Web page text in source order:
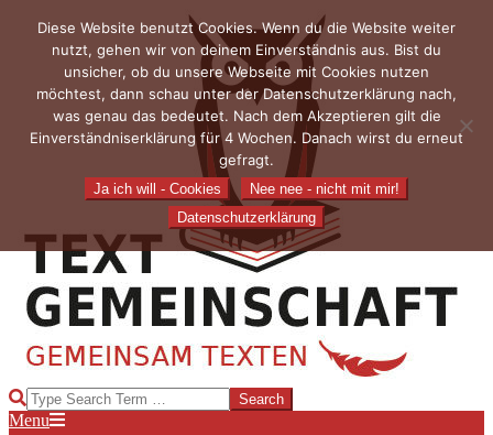
content
TEXTGEMEINSCHAFT
Search
Primary
Menu
Diese Website benutzt Cookies. Wenn du die Website weiter
nutzt, gehen wir von deinem Einverständnis aus. Bist du
unsicher, ob du unsere Webseite mit Cookies nutzen
möchtest, dann schau unter der Datenschutzerklärung nach,
was genau das bedeutet. Nach dem Akzeptieren gilt die
Einverständniserklärung für 4 Wochen. Danach wirst du erneut
gefragt.
Ja ich will - Cookies
Nee nee - nicht mit mir!
Datenschutzerklärung